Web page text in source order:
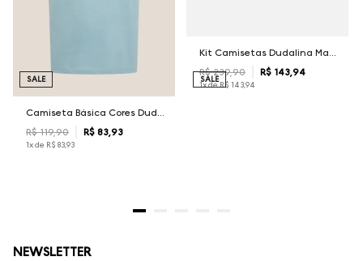
R$ 119,90 R$ 83, 93
1x de R$ 83,93
SALE
Kit Camisetas Dudalina Masculina
R$ 239,90 R$ 143,94
1x deR$ 143,94
SALE
NEWSLETTER